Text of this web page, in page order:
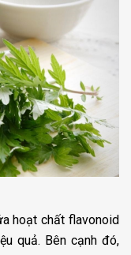
hoạt chất flavonoid
quả. Bên cạnh đó,